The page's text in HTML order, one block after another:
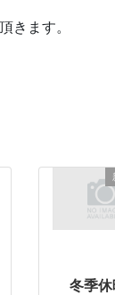
きます。
冬季休